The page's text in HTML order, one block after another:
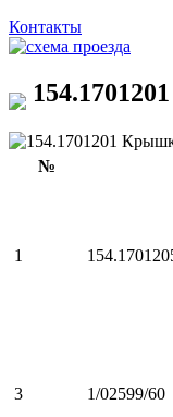
Контакты
№
1
3 1/02599/60